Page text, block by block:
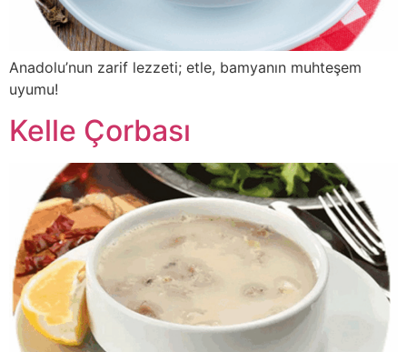
Anadolu’nun zarif lezzeti; etle, bamyanın muhteşem
uyumu!
Kelle Çorbası